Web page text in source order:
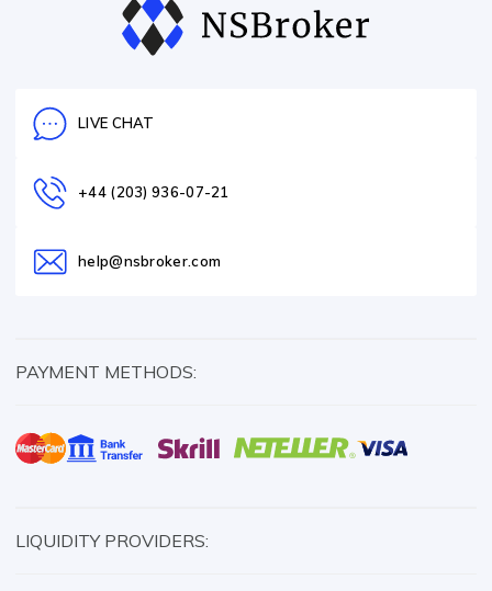
LIVE CHAT
+44 (203) 936-07-21
help@nsbroker.com
PAYMENT METHODS:
LIQUIDITY PROVIDERS: